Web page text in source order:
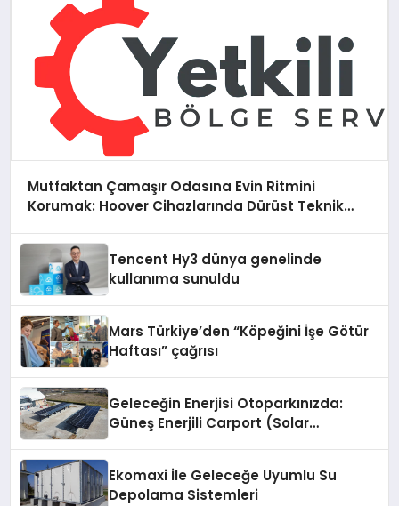
Mutfaktan Çamaşır Odasına Evin Ritmini
Korumak: Hoover Cihazlarında Dürüst Teknik
Tencent Hy3 dünya genelinde
kullanıma sunuldu
Mars Türkiye’den “Köpeğini İşe Götür
Haftası” çağrısı
Geleceğin Enerjisi Otoparkınızda:
Güneş Enerjili Carport (Solar
Ekomaxi İle Geleceğe Uyumlu Su
Depolama Sistemleri